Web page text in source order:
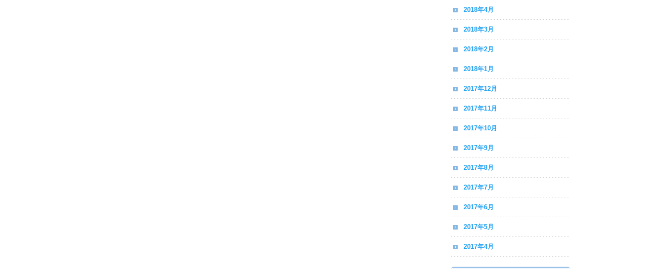
2018年4月
2018年3月
2018年2月
2018年1月
2017年12月
2017年11月
2017年10月
2017年9月
2017年8月
2017年7月
2017年6月
2017年5月
2017年4月